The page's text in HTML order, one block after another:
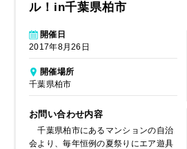
ル！in千葉県柏市
開催日
2017年8月26日
開催場所
千葉県柏市
お問い合わせ内容
千葉県柏市にあるマンションの自治
会より、毎年恒例の夏祭りにエア遊具